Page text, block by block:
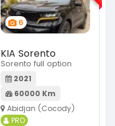
6
KIA Sorento
Sorento full option
2021
60000 Km
Abidjan (Cocody)
PRO